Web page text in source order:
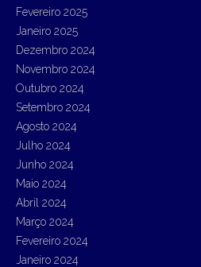
Fevereiro 2025
Janeiro 2025
Dezembro 2024
Novembro 2024
Outubro 2024
Setembro 2024
Agosto 2024
Julho 2024
Junho 2024
Maio 2024
Abril 2024
Março 2024
Fevereiro 2024
Janeiro 2024